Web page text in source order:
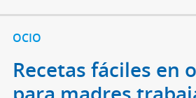
OCIO
Recetas fáciles en